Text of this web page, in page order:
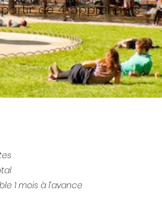
de 4 apprenants
1 mois à l'avance